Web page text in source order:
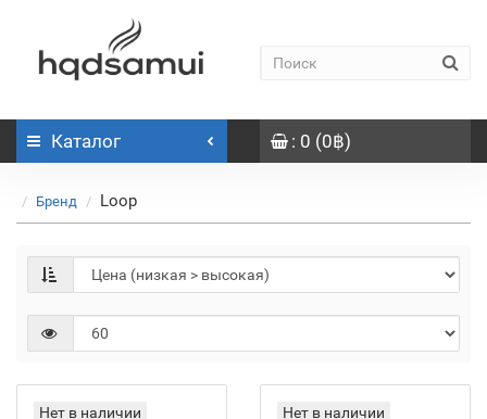
Каталог : 0 (0฿)
Бренд Loop
Нет в наличии Нет в наличии